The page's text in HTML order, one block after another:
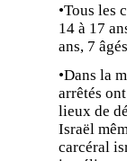
•Tous les
14 à 17
ans, 7
•Dans la
arrêtés
lieux de
Israël
carcéral